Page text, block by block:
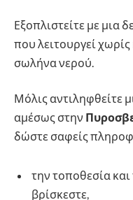
Εξοπλιστείτε με μια
που λειτουργεί
σωλήνα νερού.
Μόλις αντιληφθείτε
αμέσως στην
δώστε σαφείς
την τοποθεσία
βρίσκεστε,